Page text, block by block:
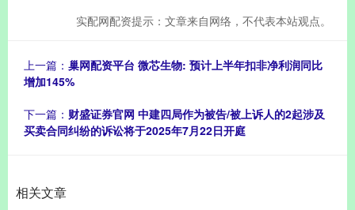
实配网配资提示：文章来自网络，不代表本站观点。
上一篇： 巢网配资平台 微芯生物: 预计上半年扣非净利润同比
增加145%
下一篇： 财盛证券官网 中建四局作为被告/被上诉人的2起涉及
买卖合同纠纷的诉讼将于2025年7月22日开庭
相关文章